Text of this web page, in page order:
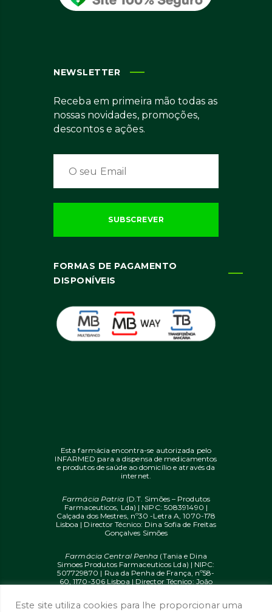
NEWSLETTER
Receba em primeira mão todas as
nossas novidades, promoções,
descontos e ações.
FORMAS DE PAGAMENTO
DISPONÍVEIS
Esta farmácia encontra-se autorizada pelo
INFARMED para a dispensa de medicamentos
e produtos de saúde ao domicílio e através da
internet.
Farmácia Patria (D.T. Simões – Produtos
Farmaceuticos, Lda) | NIPC: 508391490 |
Calçada dos Mestres, nº30 -Letra A, 1070-178
Lisboa | Director Técnico: Dina Sofia de Freitas
Gonçalves Simões
Farmácia Central Penha (Tania e Dina
Simoes Produtos Farmaceuticos Lda) | NIPC:
507729870 | Rua da Penha de França, nº58-
60, 1170-306 Lisboa | Director Técnico: João
Este site utiliza cookies para lhe proporcionar uma